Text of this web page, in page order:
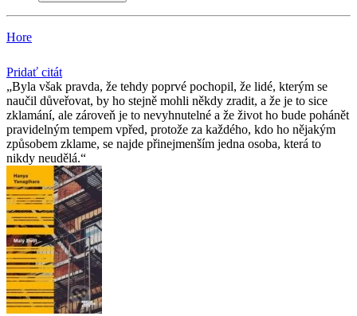
Hore
Pridať citát
Byla však pravda, že tehdy poprvé pochopil, že lidé, kterým se
naučil důveřovat, by ho stejně mohli někdy zradit, a že je to sice
zklamání, ale zároveň je to nevyhnutelné a že život ho bude pohánět
pravidelným tempem vpřed, protože za každého, kdo ho nějakým
způsobem zklame, se najde přinejmenším jedna osoba, která to
nikdy neudělá.